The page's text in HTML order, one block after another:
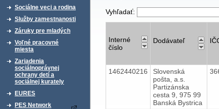
Sociálne veci a rodina
Služby zamestnanosti
Záruky pre mladých
Voľné pracovné
miesta
Zariadenia
sociálnoprávnej
ochrany detí a
sociálnej kurately
EURES
PES Network
Vyhľadať:
Interné
číslo
Dodávateľ
1462440216
Slovenská
pošta, a.s.
Partizánska
cesta 9, 975 99
Banská Bystrica